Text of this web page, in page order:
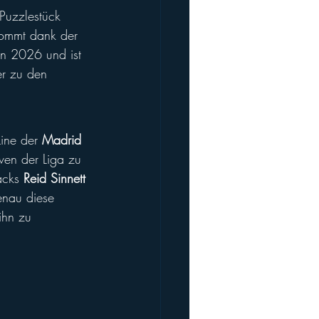
dank der
2026 und ist
zu den
der Madrid
der Liga zu
Reid Sinnett
diese
zu